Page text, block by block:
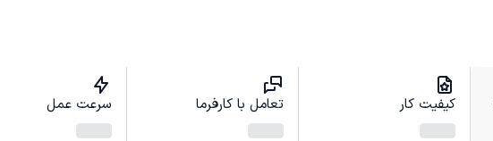
کیفیت کار تعامل با کارفرما سرعت عمل